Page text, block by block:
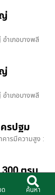
ำเภอบางพลี
ำเภอบางพลี
ครปฐม
ารมีความสูง :
300 ตรม.
ทอง จ.ชลบุรี
ค้นหา